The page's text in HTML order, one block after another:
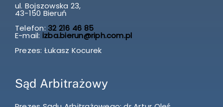
ul. Bojszowska 23,
43-150 Bieruń
Telefon: 32 216 46 85
E-mail: izba.bierun@riph.com.pl
Prezes: Łukasz Kocurek
Sąd Arbitrażowy